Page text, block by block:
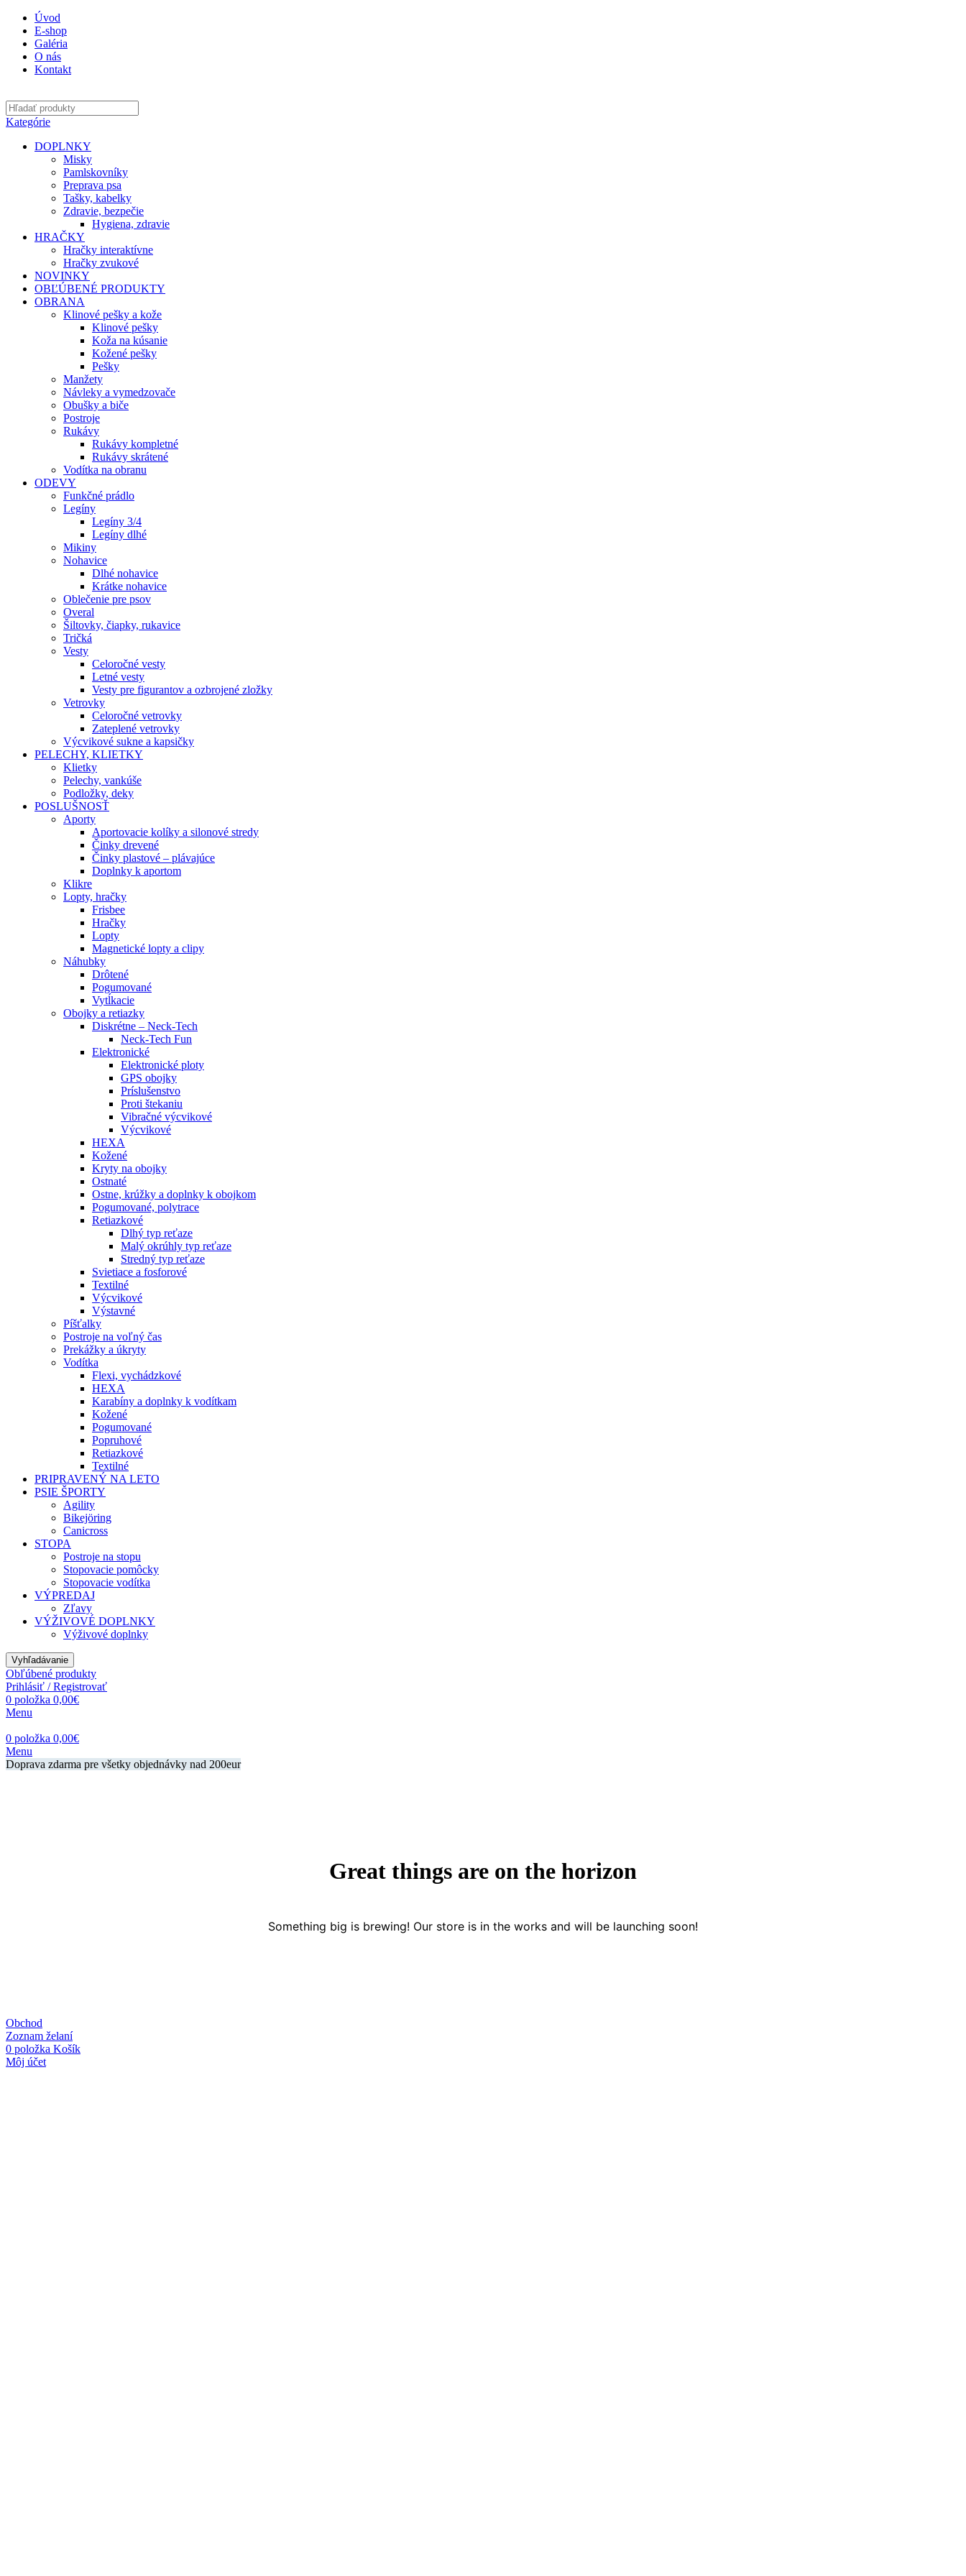
Úvod
E-shop
Galéria
O nás
Kontakt
Kategórie
DOPLNKY
Misky
Pamlskovníky
Preprava psa
Tašky, kabelky
Zdravie, bezpečie
Hygiena, zdravie
HRAČKY
Hračky interaktívne
Hračky zvukové
NOVINKY
OBĽÚBENÉ PRODUKTY
OBRANA
Klinové pešky a kože
Klinové pešky
Koža na kúsanie
Kožené pešky
Pešky
Manžety
Návleky a vymedzovače
Obušky a biče
Postroje
Rukávy
Rukávy kompletné
Rukávy skrátené
Vodítka na obranu
ODEVY
Funkčné prádlo
Legíny
Legíny 3/4
Legíny dlhé
Mikiny
Nohavice
Dlhé nohavice
Krátke nohavice
Oblečenie pre psov
Overal
Šiltovky, čiapky, rukavice
Tričká
Vesty
Celoročné vesty
Letné vesty
Vesty pre figurantov a ozbrojené zložky
Vetrovky
Celoročné vetrovky
Zateplené vetrovky
Výcvikové sukne a kapsičky
PELECHY, KLIETKY
Klietky
Pelechy, vankúše
Podložky, deky
POSLUŠNOSŤ
Aporty
Aportovacie kolíky a silonové stredy
Činky drevené
Činky plastové – plávajúce
Doplnky k aportom
Klikre
Lopty, hračky
Frisbee
Hračky
Lopty
Magnetické lopty a clipy
Náhubky
Drôtené
Pogumované
Vytĺkacie
Obojky a retiazky
Diskrétne – Neck-Tech
Neck-Tech Fun
Elektronické
Elektronické ploty
GPS obojky
Príslušenstvo
Proti štekaniu
Vibračné výcvikové
Výcvikové
HEXA
Kožené
Kryty na obojky
Ostnaté
Ostne, krúžky a doplnky k obojkom
Pogumované, polytrace
Retiazkové
Dlhý typ reťaze
Malý okrúhly typ reťaze
Stredný typ reťaze
Svietiace a fosforové
Textilné
Výcvikové
Výstavné
Píšťalky
Postroje na voľný čas
Prekážky a úkryty
Vodítka
Flexi, vychádzkové
HEXA
Karabíny a doplnky k vodítkam
Kožené
Pogumované
Popruhové
Retiazkové
Textilné
PRIPRAVENÝ NA LETO
PSIE ŠPORTY
Agility
Bikejöring
Canicross
STOPA
Postroje na stopu
Stopovacie pomôcky
Stopovacie vodítka
VÝPREDAJ
Zľavy
VÝŽIVOVÉ DOPLNKY
Výživové doplnky
Vyhľadávanie
Obľúbené produkty
Prihlásiť / Registrovať
0 položka 0,00€
Menu
0 položka 0,00€
Menu
Doprava zdarma pre všetky objednávky nad 200eur
Great things are on the horizon
Something big is brewing! Our store is in the works and will be launching soon!
Obchod
Zoznam želaní
0 položka Košík
Môj účet